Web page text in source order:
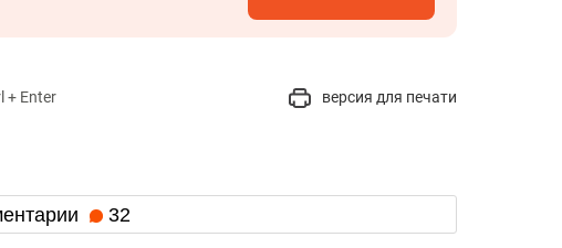
+ Enter версия для печати
32